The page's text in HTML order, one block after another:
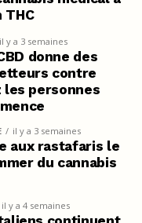
il y a 3 semaines
donne des
contre
les personnes
il y a 3 semaines
aux rastafaris le
du cannabis
il y a 4 semaines